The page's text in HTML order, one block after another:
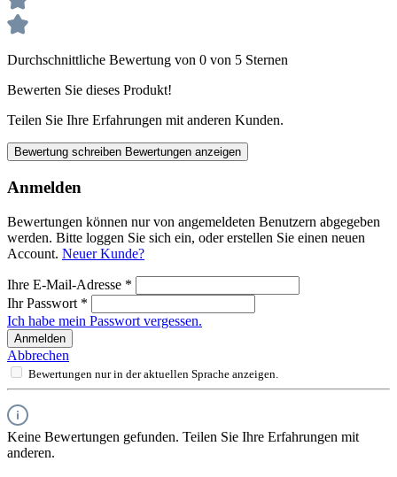
Durchschnittliche Bewertung von 0 von 5 Sternen
Bewerten Sie dieses Produkt!
Teilen Sie Ihre Erfahrungen mit anderen Kunden.
Bewertung schreiben Bewertungen anzeigen
Anmelden
Bewertungen können nur von angemeldeten Benutzern abgegeben
werden. Bitte loggen Sie sich ein, oder erstellen Sie einen neuen
Account. Neuer Kunde?
Ihre E-Mail-Adresse *
Ihr Passwort *
Ich habe mein Passwort vergessen.
Anmelden
Abbrechen
Bewertungen nur in der aktuellen Sprache anzeigen.
Keine Bewertungen gefunden. Teilen Sie Ihre Erfahrungen mit
anderen.